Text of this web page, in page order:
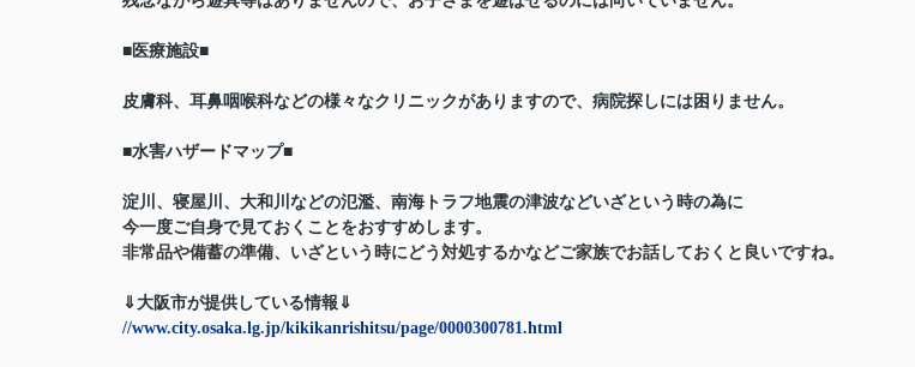
■医療施設■
皮膚科、耳鼻咽喉科などの様々なクリニックがありますので、病院探しには困りません。
■水害ハザードマップ■
淀川、寝屋川、大和川などの氾濫、南海トラフ地震の津波などいざという時の為に
今一度ご自身で見ておくことをおすすめします。
非常品や備蓄の準備、いざという時にどう対処するかなどご家族でお話しておくと良いですね。
⇓大阪市が提供している情報⇓
//www.city.osaka.lg.jp/kikikanrishitsu/page/0000300781.html